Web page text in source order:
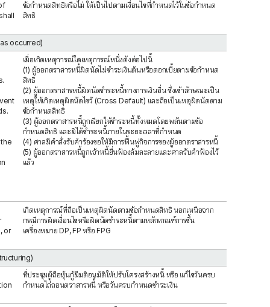
ข้อกำหนดสิทธิหรือไม่ ให้เป็นไปตามเงื่อนไขที่กำหนดไว้ในข้อกำหนด
สิทธิ
occurred)
เมื่อเกิดเหตุการณ์ใดเหตุการณ์หนึ่งดังต่อไปนี้
(1) ผู้ออกตราสารหนี้ผิดนัดไม่ชำระเงินต้นหรือดอกเบี้ยตามข้อกำหนด
สิทธิ
(2) ผู้ออกตราสารหนี้ผิดนัดชำระหนี้ทางการเงินอื่น ซึ่งเข้าลักษณะเป็น
เหตุให้เกิดเหตุผิดนัดไขว้ (Cross Default) และถือเป็นเหตุผิดนัดตาม
ข้อกำหนดสิทธิ
(3) ผู้ออกตราสารหนี้ถูกเรียกให้ชำระหนี้ทั้งหมดโดยพลันตามข้อ
กำหนดสิทธิ และมิได้ชำระหนี้ภายในระยะเวลาที่กำหนด
(4) ศาลมีคำสั่งรับคำร้องขอให้มีการฟื้นฟูกิจการของผู้ออกตราสารหนี้
(5) ผู้ออกตราสารหนี้ถูกเจ้าหนี้ยื่นฟ้องล้มละลายและศาลรับคำฟ้องไว้
แล้ว
or
เกิดเหตุการณ์ที่ถือเป็นเหตุผิดนัดตามข้อกำหนดสิทธิ นอกเหนือจาก
กรณีการผิดเงื่อนไขหรือผิดนัดชำระหนี้ตามหลักเกณฑ์การขึ้น
เครื่องหมาย DP, FP หรือ FPG
ที่ประชุมผู้ถือหุ้นกู้มีมติอนุมัติให้ปรับโครงสร้างหนี้ หรือ แก้ไขวันครบ
กำหนดไถ่ถอนตราสารหนี้ หรือวันครบกำหนดชำระเงิน